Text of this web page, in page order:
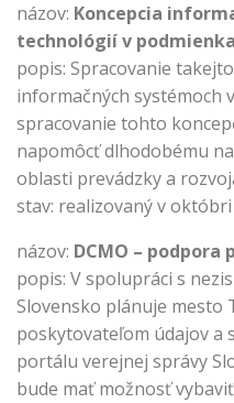
názov: Koncepcia
technológií v
popis: Spracovanie
informačných systémoch
spracovanie tohto
napomôcť dlhodobému
oblasti prevádzky a
stav: realizovaný v októbri
názov: DCMO – podpora
popis: V spolupráci s
Slovensko plánuje
poskytovateľom údajov a
portálu verejnej správy
bude mať možnosť